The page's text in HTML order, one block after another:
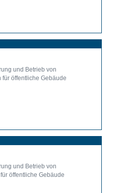
und Betrieb von
öffentliche Gebäude
und Betrieb von
öffentliche Gebäude